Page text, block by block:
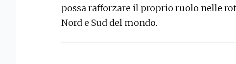
possa rafforzare il proprio ruolo nelle
Nord e Sud del mondo.